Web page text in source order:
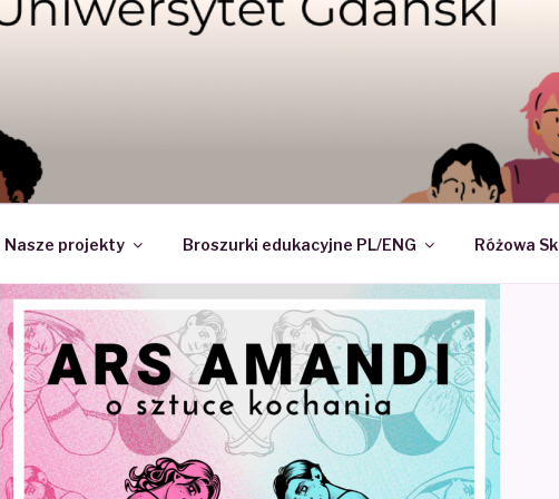
– NAUKOWE KOŁO
Nasze projekty Broszurki edukacyjne PL/ENG Różowa